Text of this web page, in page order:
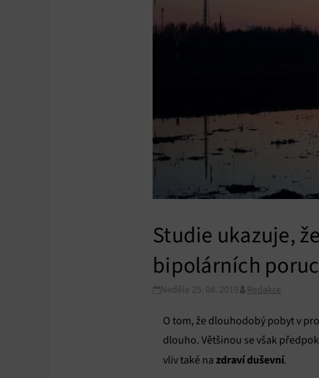
Studie ukazuje,
bipolárních
Neděle 25. 08. 2019 Redakce
O tom, že dlouhodobý pobyt v
dlouho. Většinou se však
vliv také na zdraví duševní.